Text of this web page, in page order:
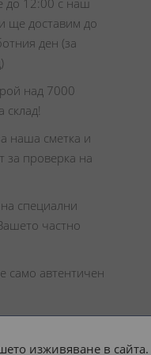
до 12:00 с наш
ще доставим до
ден (за
над 7000
склад!
наша сметка и
за проверка на
специални
частно
само автентичен
изживяване в сайта.